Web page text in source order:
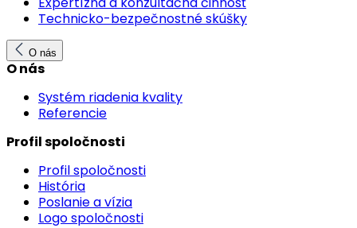
Technicko-bezpečnostné skúšky
O nás
O nás
Systém riadenia kvality
Referencie
Profil spoločnosti
Profil spoločnosti
História
Poslanie a vízia
Logo spoločnosti